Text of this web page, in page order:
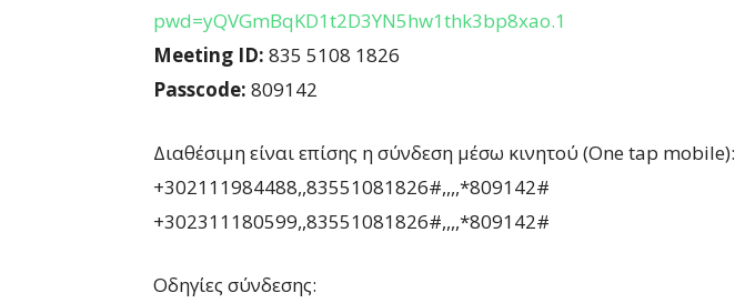
pwd=yQVGmBqKD1t2D3YN5hw1thk3bp8xao.1
Meeting ID: 835 5108 1826
Passcode: 809142
Διαθέσιμη είναι επίσης η σύνδεση μέσω κινητού (One tap mobile):
+302111984488,,83551081826#,,,,*809142#
+302311180599,,83551081826#,,,,*809142#
Οδηγίες σύνδεσης: